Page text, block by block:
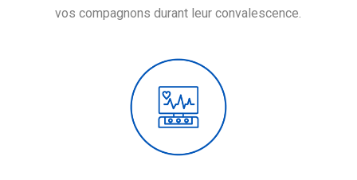
vos compagnons durant leur convalescence.